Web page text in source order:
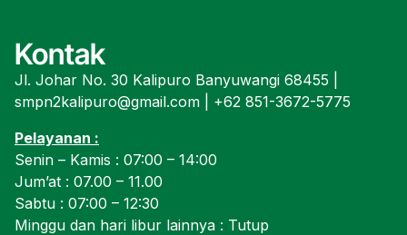
Kontak
Jl. Johar No. 30 Kalipuro Banyuwangi 68455 |
smpn2kalipuro@gmail.com | +62 851-3672-5775
Pelayanan :
Senin – Kamis : 07:00 – 14:00
Jum’at : 07.00 – 11.00
Sabtu : 07:00 – 12:30
Minggu dan hari libur lainnya : Tutup